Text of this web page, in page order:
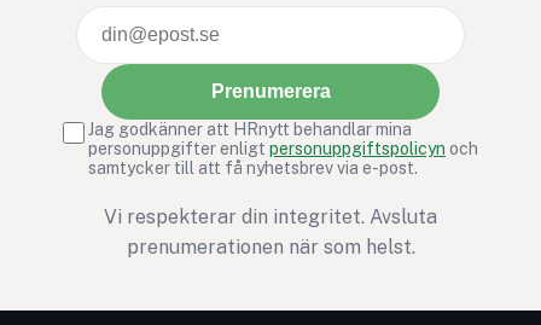
Prenumerera
Jag godkänner att HRnytt behandlar mina
personuppgifter enligt personuppgiftspolicyn och
samtycker till att få nyhetsbrev via e-post.
Vi respekterar din integritet. Avsluta
prenumerationen när som helst.